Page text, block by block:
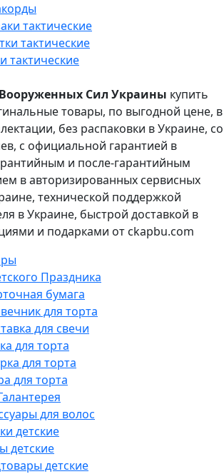
тактические
тактические
тактические
Сил Украины купить
товары, по выгодной цене, в
без распаковки в Украине, со
с официальной гарантией в
и после-гарантийным
в авторизированных сервисных
технической поддержкой
в Украине, быстрой доставкой в
и подарками от ckapbu.com
Праздника
бумага
для торта
для свечи
для торта
для торта
для торта
для волос
детские
детские
детские